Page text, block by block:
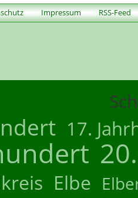
Impressum RSS-Feed
17.
Elbe